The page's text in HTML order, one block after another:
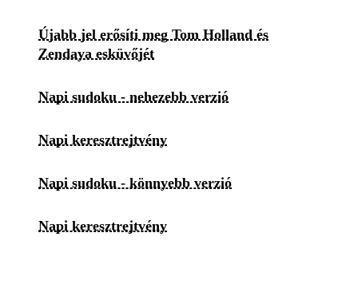
Újabb jel erősíti meg Tom Holland és
Zendaya esküvőjét
Napi sudoku - nehezebb verzió
Napi keresztrejtvény
Napi sudoku - könnyebb verzió
Napi keresztrejtvény